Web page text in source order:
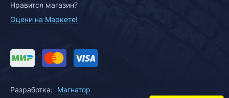
Нравится магазин?
Оцени на Маркете!
Разработка: Магнатор